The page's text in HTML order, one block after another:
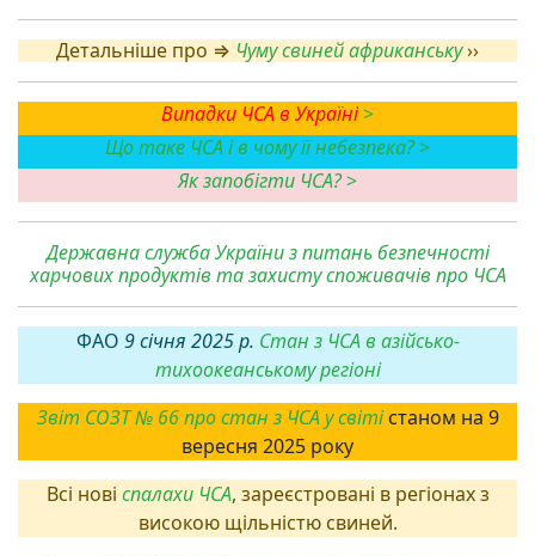
Детальніше про ⇒ Чуму свиней африканську››
Випадки ЧСА в Україні>
Що таке ЧСА і в чому її небезпека?>
Як запобігти ЧСА?>
Державна служба України з питань безпечності
харчових продуктів та захисту споживачів про ЧСА
ФАО 9 січня 2025 р. Стан з ЧСА в азійсько-
тихоокеанському регіоні
Звіт СОЗТ № 66 про стан зЧСА у світістаном на 9
вересня 2025 року
Всі нові спалахи ЧСА, зареєстровані в регіонах з
високою щільністю свиней.